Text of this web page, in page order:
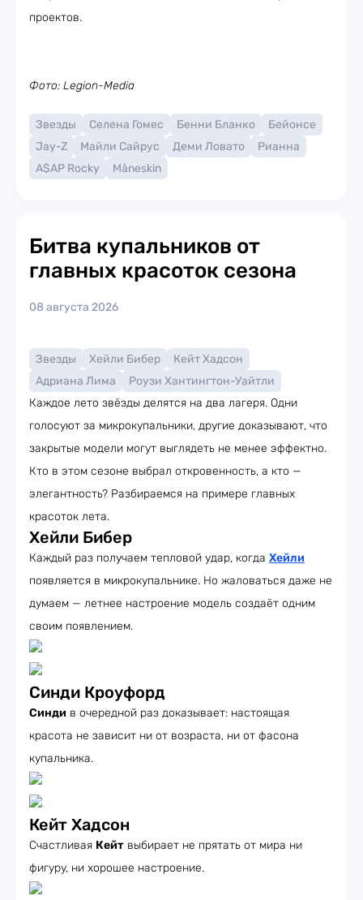
проектов.
Фото: Legion-Media
Звезды Селена Гомес Бенни Бланко
Бейонсе
Jay-Z
Майли Сайрус Деми Ловато
Рианна
A$AP Rocky
Måneskin
Битва купальников от
главных красоток сезона
08 августа 2026
Звезды Хейли Бибер
Кейт Хадсон
Адриана Лима
Роузи Хантингтон-Уайтли
Каждое лето звёзды делятся на два лагеря. Одни
голосуют за микрокупальники, другие доказывают, что
закрытые модели могут выглядеть не менее эффектно.
Кто в этом сезоне выбрал откровенность, а кто —
элегантность? Разбираемся на примере главных
красоток лета.
Хейли Бибер
Каждый раз получаем тепловой удар, когда Хейли
появляется в микрокупальнике. Но жаловаться даже не
думаем — летнее настроение модель создаёт одним
своим появлением.
Синди Кроуфорд
Синди в очередной раз доказывает: настоящая
красота не зависит ни от возраста, ни от фасона
купальника.
Кейт Хадсон
Счастливая Кейт выбирает не прятать от мира ни
фигуру, ни хорошее настроение.